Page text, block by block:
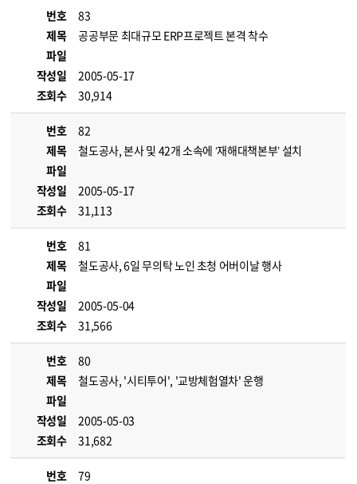
번호
83
제목
공공부문 최대규모 ERP프로젝트 본격 착수
파일
작성일
2005-05-17
조회수
30,914
번호
82
제목
철도공사, 본사 및 42개 소속에 ‘재해대책본부’ 설치
파일
작성일
2005-05-17
조회수
31,113
번호
81
제목
철도공사, 6일 무의탁 노인 초청 어버이날 행사
파일
작성일
2005-05-04
조회수
31,566
번호
80
제목
철도공사, '시티투어', '교방체험열차' 운행
파일
작성일
2005-05-03
조회수
31,682
번호
79